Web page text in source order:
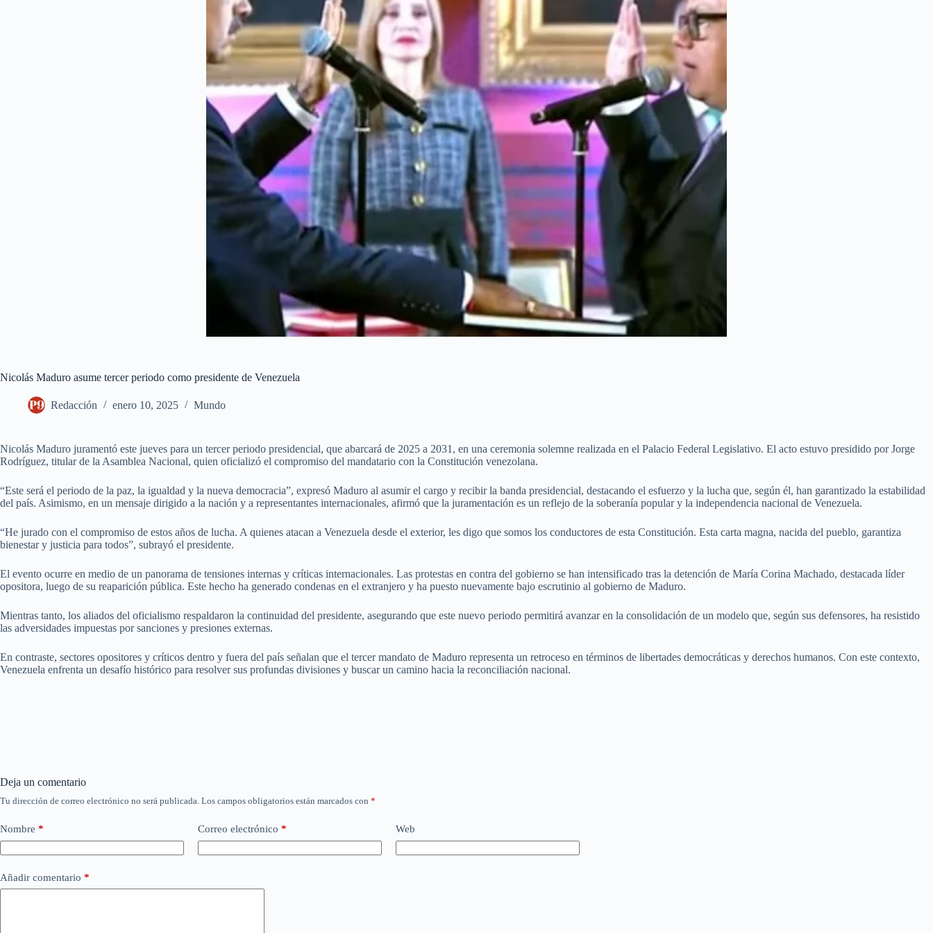
Nicolás Maduro asume tercer periodo como presidente de Venezuela
Redacción enero 10, 2025 Mundo
Nicolás Maduro juramentó este jueves para un tercer periodo presidencial, que abarcará de 2025 a 2031, en una ceremonia solemne realizada en el Palacio Federal Legislativo. El acto estuvo presidido por Jorge
Rodríguez, titular de la Asamblea Nacional, quien oficializó el compromiso del mandatario con la Constitución venezolana.
“Este será el periodo de la paz, la igualdad y la nueva democracia”, expresó Maduro al asumir el cargo y recibir la banda presidencial, destacando el esfuerzo y la lucha que, según él, han garantizado la estabilidad
del país. Asimismo, en un mensaje dirigido a la nación y a representantes internacionales, afirmó que la juramentación es un reflejo de la soberanía popular y la independencia nacional de Venezuela.
“He jurado con el compromiso de estos años de lucha. A quienes atacan a Venezuela desde el exterior, les digo que somos los conductores de esta Constitución. Esta carta magna, nacida del pueblo, garantiza
bienestar y justicia para todos”, subrayó el presidente.
El evento ocurre en medio de un panorama de tensiones internas y críticas internacionales. Las protestas en contra del gobierno se han intensificado tras la detención de María Corina Machado, destacada líder
opositora, luego de su reaparición pública. Este hecho ha generado condenas en el extranjero y ha puesto nuevamente bajo escrutinio al gobierno de Maduro.
Mientras tanto, los aliados del oficialismo respaldaron la continuidad del presidente, asegurando que este nuevo periodo permitirá avanzar en la consolidación de un modelo que, según sus defensores, ha resistido
las adversidades impuestas por sanciones y presiones externas.
En contraste, sectores opositores y críticos dentro y fuera del país señalan que el tercer mandato de Maduro representa un retroceso en términos de libertades democráticas y derechos humanos. Con este contexto,
Venezuela enfrenta un desafío histórico para resolver sus profundas divisiones y buscar un camino hacia la reconciliación nacional.
Deja un comentario
Tu dirección de correo electrónico no será publicada. Los campos obligatorios están marcados con *
Nombre * Correo electrónico * Web
Añadir comentario *